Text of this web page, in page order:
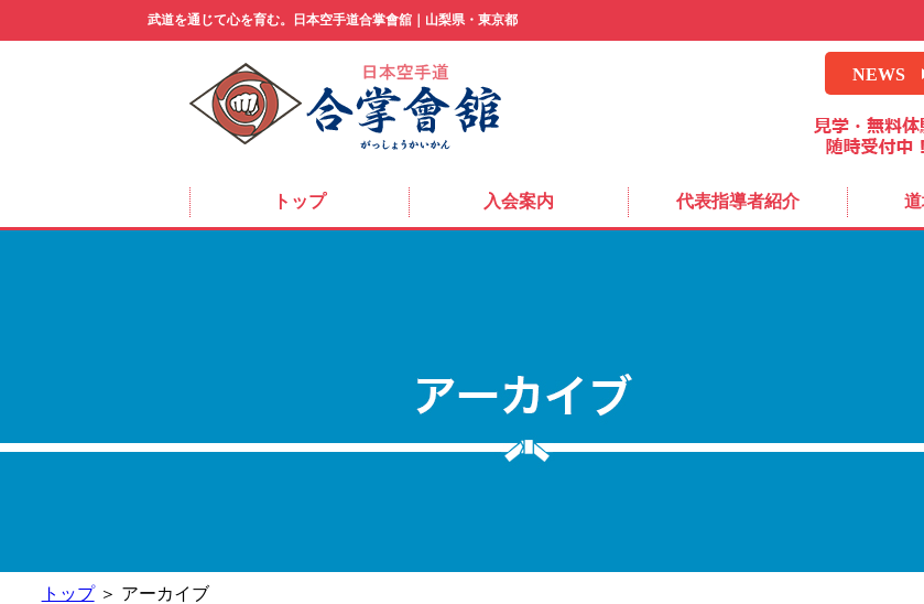
武道を通じて心を育む。 日本空手道合掌會舘｜山梨県・東京都
NEWS
トップ 入会案内 代表指導者紹介
トップ＞ アーカイブ